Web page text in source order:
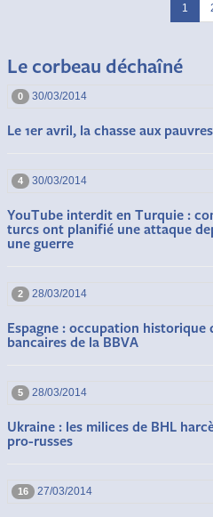
1
Le corbeau déchaîné
0 30/03/2014
Le 1er avril, la chasse aux
4 30/03/2014
YouTube interdit en Turquie :
turcs ont planifié une attaque
une guerre
2 28/03/2014
Espagne : occupation historique
bancaires de la BBVA
5 28/03/2014
Ukraine : les milices de BHL
pro-russes
16 27/03/2014